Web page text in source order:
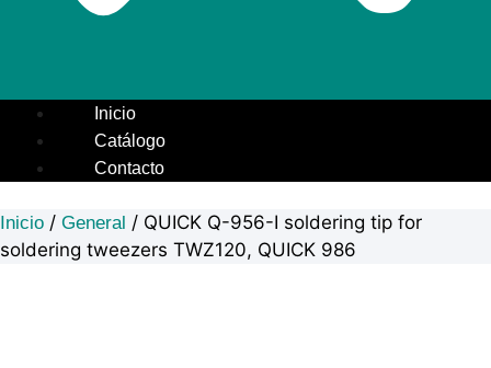
Inicio
Catálogo
Contacto
Inicio / General / QUICK Q-956-I soldering tip for
soldering tweezers TWZ120, QUICK 986